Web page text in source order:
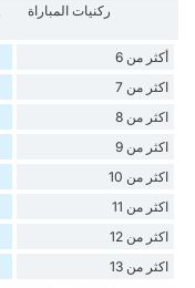
ركنيات المباراة
أكثر من 6
اكثر من 7
اكثر من 8
اكثر من 9
اكثر من 10
اكثر من 11
اكثر من 12
اكثر من 13